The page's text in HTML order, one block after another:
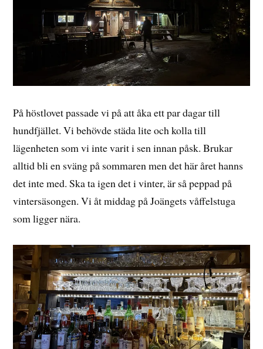
På höstlovet passade vi på att åka ett par dagar till
hundfjället. Vi behövde städa lite och kolla till
lägenheten som vi inte varit i sen innan påsk. Brukar
alltid bli en sväng på sommaren men det här året hanns
det inte med. Ska ta igen det i vinter, är så peppad på
vintersäsongen. Vi åt middag på Joängets våffelstuga
som ligger nära.